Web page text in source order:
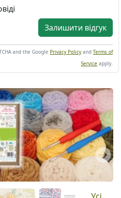
Залишити відгук
and the Google Privacy Policy and Terms of
Service apply.
Next